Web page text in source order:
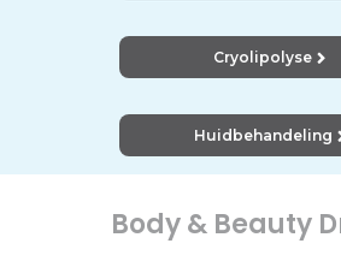
Cryolipolyse
Huidbehandeling
Body & Beauty